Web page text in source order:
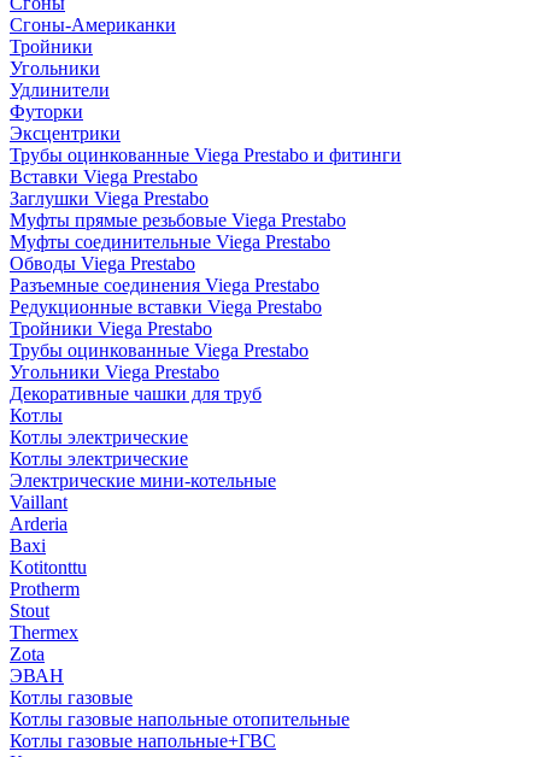
Сгоны-Американки
Тройники
Угольники
Удлинители
Футорки
Эксцентрики
Трубы оцинкованные Viega Prestabo и фитинги
Вставки Viega Prestabo
Заглушки Viega Prestabo
Муфты прямые резьбовые Viega Prestabo
Муфты соединительные Viega Prestabo
Обводы Viega Prestabo
Разъемные соединения Viega Prestabo
Редукционные вставки Viega Prestabo
Тройники Viega Prestabo
Трубы оцинкованные Viega Prestabo
Угольники Viega Prestabo
Декоративные чашки для труб
Котлы
Котлы электрические
Котлы электрические
Электрические мини-котельные
Vaillant
Arderia
Baxi
Kotitonttu
Protherm
Stout
Thermex
Zota
ЭВАН
Котлы газовые
Котлы газовые напольные отопительные
Котлы газовые напольные+ГВС